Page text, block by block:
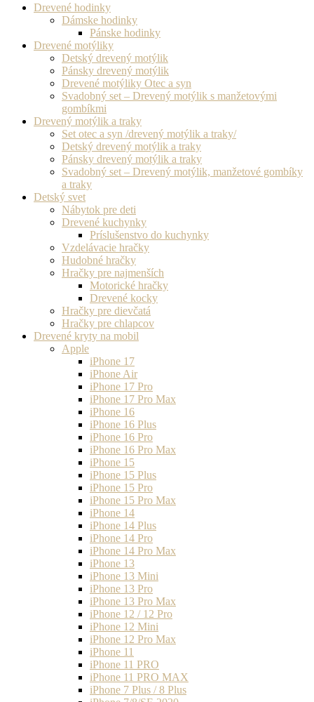
Drevené hodinky
Dámske hodinky
Pánske hodinky
Drevené motýliky
Detský drevený motýlik
Pánsky drevený motýlik
Drevené motýliky Otec a syn
Svadobný set – Drevený motýlik s manžetovými
gombíkmi
Drevený motýlik a traky
Set otec a syn /drevený motýlik a traky/
Detský drevený motýlik a traky
Pánsky drevený motýlik a traky
Svadobný set – Drevený motýlik, manžetové gombíky
a traky
Detský svet
Nábytok pre deti
Drevené kuchynky
Príslušenstvo do kuchynky
Vzdelávacie hračky
Hudobné hračky
Hračky pre najmenších
Motorické hračky
Drevené kocky
Hračky pre dievčatá
Hračky pre chlapcov
Drevené kryty na mobil
Apple
iPhone 17
iPhone Air
iPhone 17 Pro
iPhone 17 Pro Max
iPhone 16
iPhone 16 Plus
iPhone 16 Pro
iPhone 16 Pro Max
iPhone 15
iPhone 15 Plus
iPhone 15 Pro
iPhone 15 Pro Max
iPhone 14
iPhone 14 Plus
iPhone 14 Pro
iPhone 14 Pro Max
iPhone 13
iPhone 13 Mini
iPhone 13 Pro
iPhone 13 Pro Max
iPhone 12 / 12 Pro
iPhone 12 Mini
iPhone 12 Pro Max
iPhone 11
iPhone 11 PRO
iPhone 11 PRO MAX
iPhone 7 Plus / 8 Plus